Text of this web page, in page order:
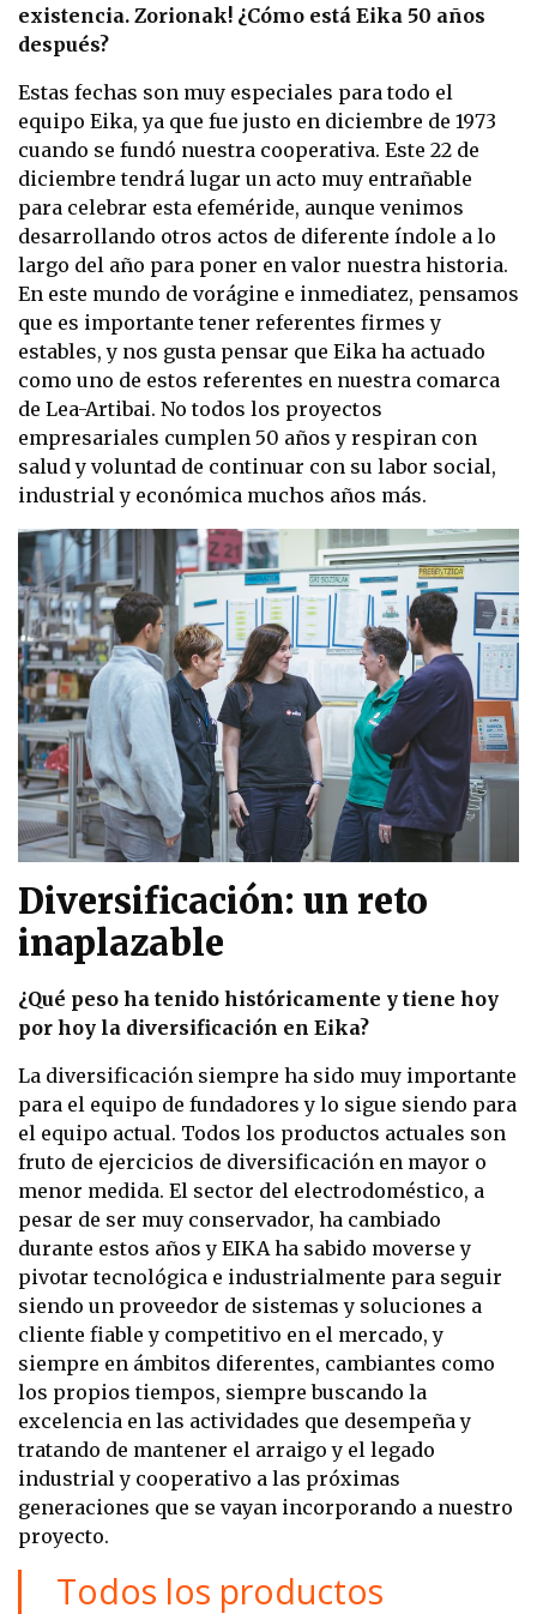
existencia. Zorionak! ¿Cómo está Eika 50 años
después?
Estas fechas son muy especiales para todo el
equipo Eika, ya que fue justo en diciembre de 1973
cuando se fundó nuestra cooperativa. Este 22 de
diciembre tendrá lugar un acto muy entrañable
para celebrar esta efeméride, aunque venimos
desarrollando otros actos de diferente índole a lo
largo del año para poner en valor nuestra historia.
En este mundo de vorágine e inmediatez, pensamos
que es importante tener referentes firmes y
estables, y nos gusta pensar que Eika ha actuado
como uno de estos referentes en nuestra comarca
de Lea-Artibai. No todos los proyectos
empresariales cumplen 50 años y respiran con
salud y voluntad de continuar con su labor social,
industrial y económica muchos años más.
Diversificación: un reto
inaplazable
¿Qué peso ha tenido históricamente y tiene hoy
por hoy la diversificación en Eika?
La diversificación siempre ha sido muy importante
para el equipo de fundadores y lo sigue siendo para
el equipo actual. Todos los productos actuales son
fruto de ejercicios de diversificación en mayor o
menor medida. El sector del electrodoméstico, a
pesar de ser muy conservador, ha cambiado
durante estos años y EIKA ha sabido moverse y
pivotar tecnológica e industrialmente para seguir
siendo un proveedor de sistemas y soluciones a
cliente fiable y competitivo en el mercado, y
siempre en ámbitos diferentes, cambiantes como
los propios tiempos, siempre buscando la
excelencia en las actividades que desempeña y
tratando de mantener el arraigo y el legado
industrial y cooperativo a las próximas
generaciones que se vayan incorporando a nuestro
proyecto.
Todos los productos